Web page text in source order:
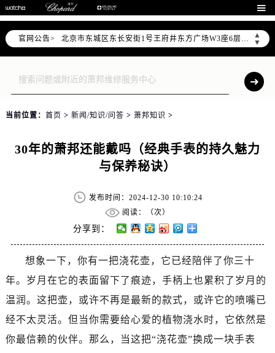

官网公告>
▲
▼
北京市朝阳区建国门外大街甲6号华熙国际中心D座11层1102室售后服务中心（需提前预约）
北京市东城区东长安街1号王府井东方广场W3座6层602室售后服务中心（需提前预约）
节假日正常营业！
当前位置： 首页 > 新闻/知识/问答 > 萧邦知识 >
30年的萧邦还能戴吗（经典手表的持久魅力
与保养秘诀）
发布时间：2024-12-30 10:10:24
阅读：（次）
分享到：
想象一下，你有一把浇花壶，它已经陪伴了你三十
年。岁月在它的表面留下了痕迹，手柄上也累积了岁月的
温润。这把壶，或许不再是最新的款式，或许它的喷嘴已
经不太灵活。但当你需要给心爱的植物浇水时，它依然是
你最信赖的伙伴。那么，当这把“浇花壶”换成一块手表